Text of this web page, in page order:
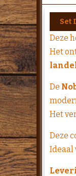
Set
Deze
Het
De
Het
Deze
Ideaal